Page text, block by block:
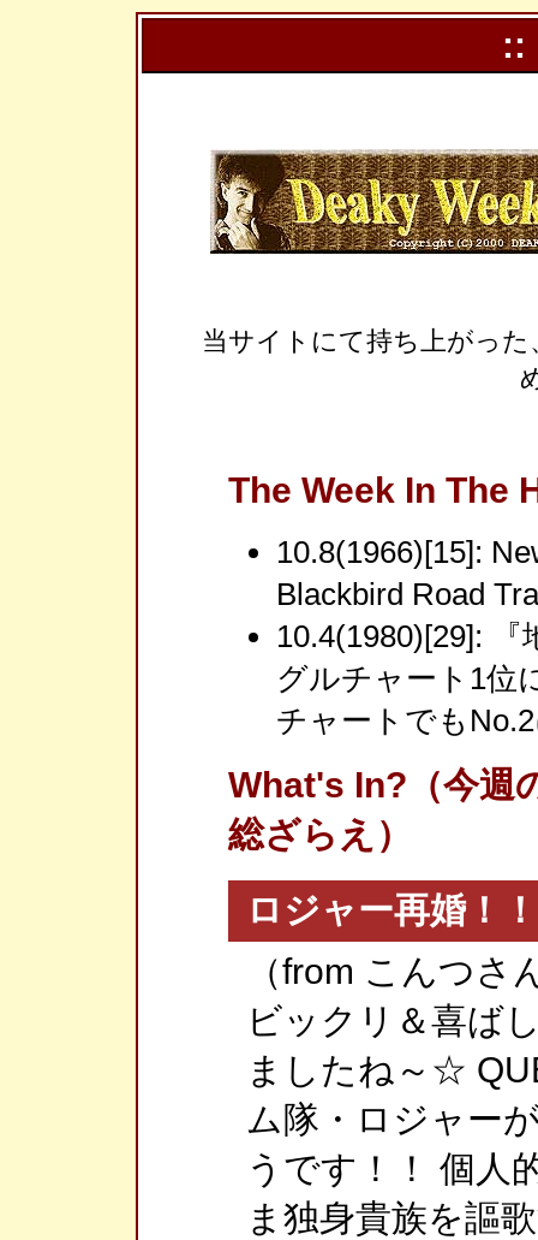
::
当サイトにて持ち上がっ
The Week In The
10.8(1966)[15]:
Blackbird Road
10.4(1980)[29]:
グルチャート1位
チャートでも
What's In?（今週
総ざらえ）
ロジャー再婚！！
（from こんつさ
ビックリ＆喜ば
ましたね～☆
ム隊・ロジャー
うです！！ 個人
ま独身貴族を謳